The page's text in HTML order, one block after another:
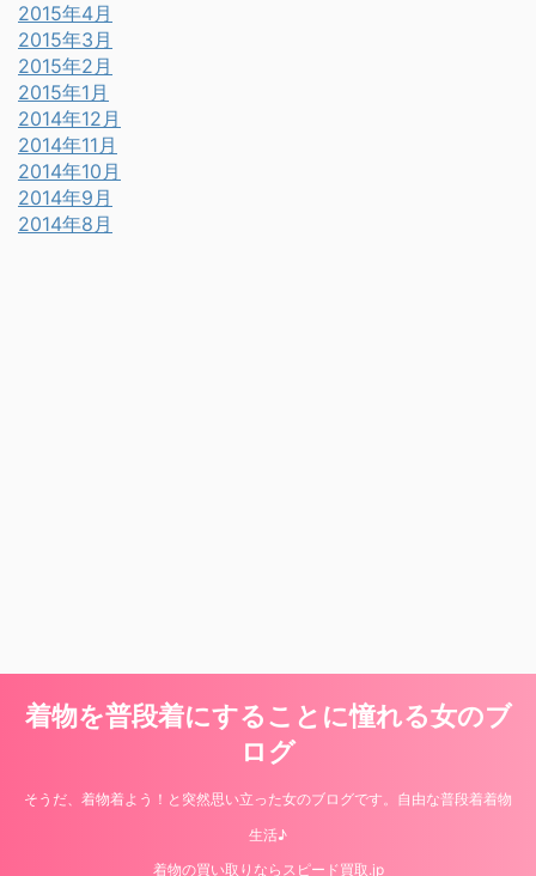
2015年4月
2015年3月
2015年2月
2015年1月
2014年12月
2014年11月
2014年10月
2014年9月
2014年8月
着物を普段着にすることに憧れる女のブ
ログ
そうだ、着物着よう！と突然思い立った女のブログです。自由な普段着着物
生活♪
着物の買い取りならスピード買取.jp